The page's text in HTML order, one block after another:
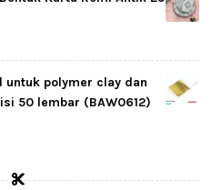
untuk polymer clay dan
50 lembar (BAW0612)